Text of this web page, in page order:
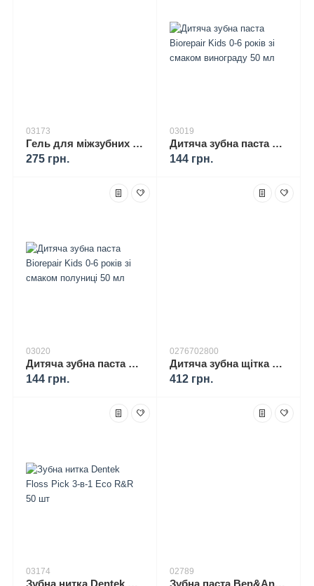
03173
Гель для міжзубних проміжків TePe Gingival Gel із хлоргексидином 20 мл
275 грн.
03019
Дитяча зубна паста Biorepair Kids 0-6 років зі смаком винограду 50 мл
144 грн.
03020
Дитяча зубна паста Biorepair Kids 0-6 років зі смаком полуниці 50 мл
144 грн.
0276702800
Дитяча зубна щітка Curaprox CS Smart 7600 ультрам'яка + паста Elmex Junior 6-12 років
412 грн.
03174
Зубна нитка Dentek Floss Pick 3-в-1 Eco R&R 50 шт
02789
Зубна паста Ben&Anna Orange натуральна відбілююча з фтором (100 мл)